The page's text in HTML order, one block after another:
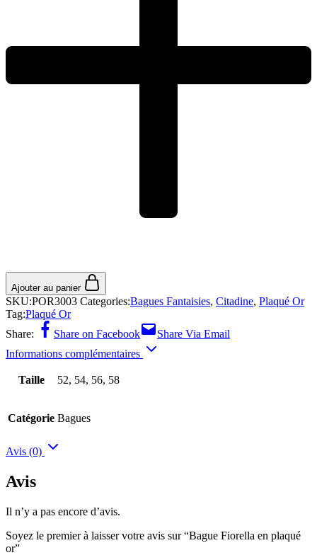
Ajouter au panier
SKU:POR3003 Categories:Bagues Fantaisies, Citadine, Plaqué Or
Tag:Plaqué Or
Share:
Share on Facebook
Share Via Email
Informations complémentaires
Taille 52, 54, 56, 58
Catégorie Bagues
Avis (0)
Avis
Il n’y a pas encore d’avis.
Soyez le premier à laisser votre avis sur “Bague Fiorella en plaqué
or”